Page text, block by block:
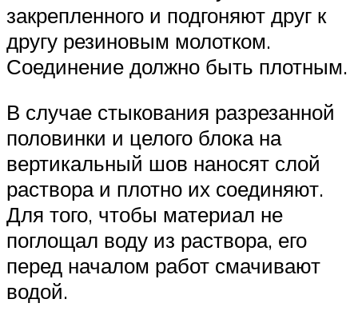
закрепленного и подгоняют друг к
другу резиновым молотком.
Соединение должно быть плотным.
В случае стыкования разрезанной
половинки и целого блока на
вертикальный шов наносят слой
раствора и плотно их соединяют.
Для того, чтобы материал не
поглощал воду из раствора, его
перед началом работ смачивают
водой.